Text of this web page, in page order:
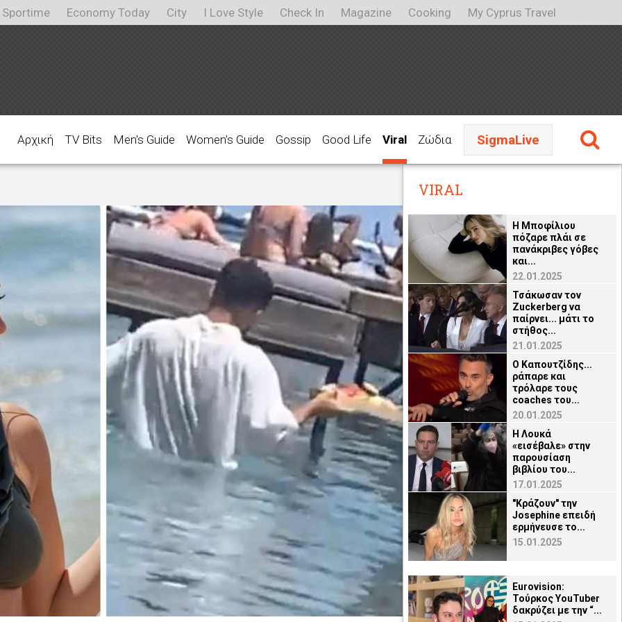
Sportime Economy Today City I Love Style Check In Magazine Cooking My Cyprus Travel
Αρχική TV Bits Men's Guide Women's Guide Gossip Good Life Viral Ζώδια SigmaLive
VIRAL
H Μποφίλιου
πόζαρε πλάι σε
πανάκριβες γόβες
και...
22.01.2025
Τσάκωσαν τον
Zuckerberg να
παίρνει... μάτι το
στήθος...
21.01.2025
Ο Καπουτζίδης...
ράπαρε και
τρόλαρε τους
coaches του...
20.01.2025
H Λουκά
«εισέβαλε» στην
παρουσίαση
βιβλίου του...
17.01.2025
"Κράζουν" την
Josephine επειδή
ερμήνευσε το...
15.01.2025
Eurovision:
Τούρκος YouTuber
δακρύζει με την “...